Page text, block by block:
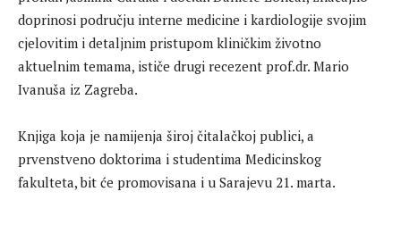
doprinosi području interne medicine i kardiologije svojim
cjelovitim i detaljnim pristupom kliničkim životno
aktuelnim temama, ističe drugi recezent prof.dr. Mario
Ivanuša iz Zagreba.
Knjiga koja je namijenja široj čitalačkoj publici, a
prvenstveno doktorima i studentima Medicinskog
fakulteta, bit će promovisana i u Sarajevu 21. marta.